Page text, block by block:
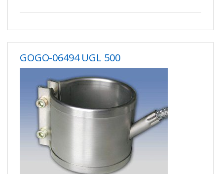
GOGO-06494 UGL 500